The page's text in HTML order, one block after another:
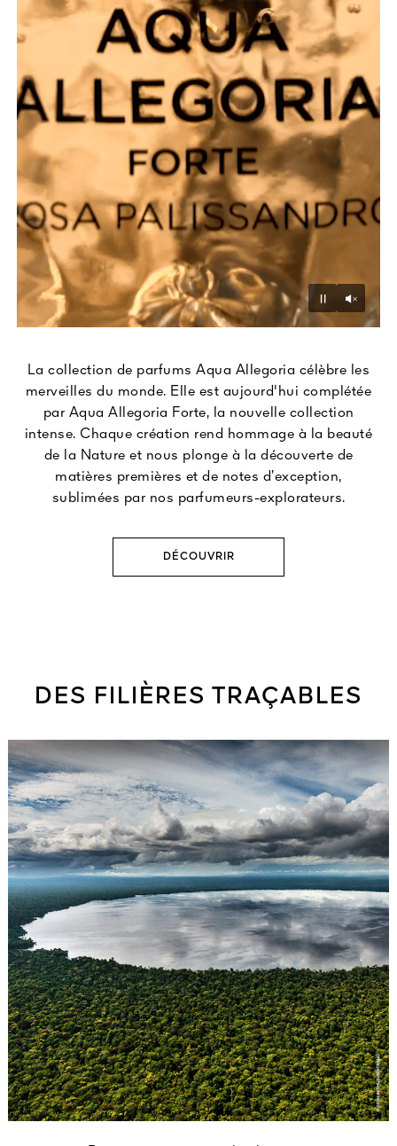
Pause
La collection de parfums Aqua Allegoria célèbre les
merveilles du monde. Elle est aujourd'hui complétée
par Aqua Allegoria Forte, la nouvelle collection
intense. Chaque création rend hommage à la beauté
de la Nature et nous plonge à la découverte de
matières premières et de notes d’exception,
sublimées par nos parfumeurs-explorateurs.
DÉCOUVRIR
DES FILIÈRES TRAÇABLES